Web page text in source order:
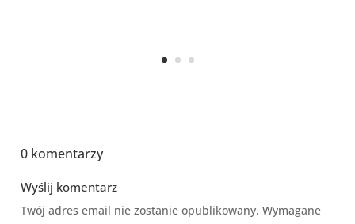
0 komentarzy
Wyślij komentarz
Twój adres email nie zostanie opublikowany. Wymagane